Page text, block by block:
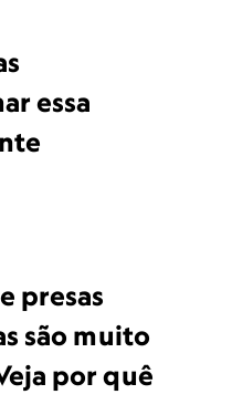
essa
presas
são muito
por quê